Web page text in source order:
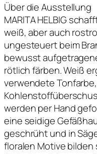
Über die Ausstellung
MARITA HELBIG
weiß, aber auch
ungesteuert beim
bewusst
rötlich färben. Weiß
verwendete
werden per Hand
eine seidige
geschrüht und in
floralen Motive bilden